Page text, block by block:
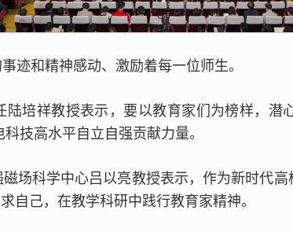
迹和精神感动、激励着每一位师生。
陆培祥教授表示，要以教育家们为榜样，潜
技高水平自立自强贡献力量。
场科学中心吕以亮教授表示，作为新时代
自己，在教学科研中践行教育家精神。